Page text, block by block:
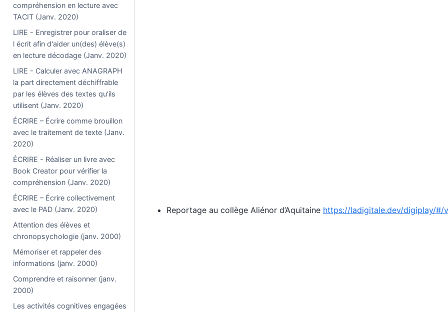
compréhension en lecture avec
TACIT (Janv. 2020)
LIRE - Enregistrer pour oraliser de
l écrit afin d'aider un(des) élève(s)
en lecture décodage (Janv. 2020)
LIRE - Calculer avec ANAGRAPH
la part directement déchiffrable
par les élèves des textes qu’ils
utilisent (Janv. 2020)
ÉCRIRE – Écrire comme brouillon
avec le traitement de texte (Janv.
2020)
ÉCRIRE - Réaliser un livre avec
Book Creator pour vérifier la
compréhension (Janv. 2020)
ÉCRIRE – Écrire collectivement
avec le PAD (Janv. 2020)
Attention des élèves et
chronopsychologie (janv. 2000)
Mémoriser et rappeler des
informations (janv. 2000)
Comprendre et raisonner (janv.
2000)
Les activités cognitives engagées
Reportage au collège Aliénor d’Aquitaine https://ladigitale.dev/digiplay/#/